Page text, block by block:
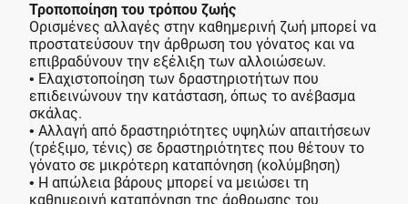
Τροποποίηση του τρόπου ζωής
Ορισμένες αλλαγές στην καθημερινή ζωή μπορεί να
προστατεύσουν την άρθρωση του γόνατος και να
επιβραδύνουν την εξέλιξη των αλλοιώσεων.
• Ελαχιστοποίηση των δραστηριοτήτων που
επιδεινώνουν την κατάσταση, όπως το ανέβασμα
σκάλας.
• Αλλαγή από δραστηριότητες υψηλών απαιτήσεων
(τρέξιμο, τένις) σε δραστηριότητες που θέτουν το
γόνατο σε μικρότερη καταπόνηση (κολύμβηση)
• Η απώλεια βάρους μπορεί να μειώσει τη
καθημερινή καταπόνηση της άρθρωσης του